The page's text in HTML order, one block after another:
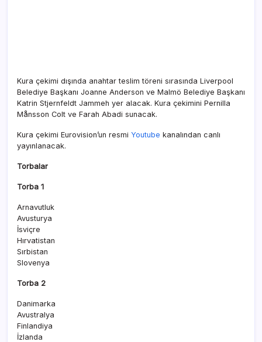
Kura çekimi dışında anahtar teslim töreni sırasında Liverpool
Belediye Başkanı Joanne Anderson ve Malmö Belediye Başkanı
Katrin Stjernfeldt Jammeh yer alacak. Kura çekimini Pernilla
Månsson Colt ve Farah Abadi sunacak.
Kura çekimi Eurovision’un resmi Youtube kanalından canlı
yayınlanacak.
Torbalar
Torba 1
Arnavutluk
Avusturya
İsviçre
Hırvatistan
Sırbistan
Slovenya
Torba 2
Danimarka
Avustralya
Finlandiya
İzlanda